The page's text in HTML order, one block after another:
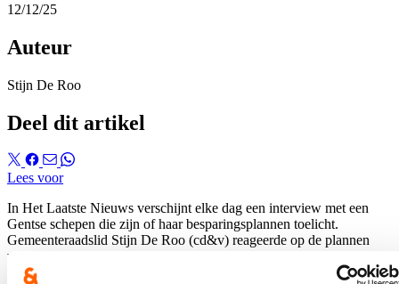
12/12/25
Auteur
Stijn De Roo
Deel dit artikel
Lees voor
In Het Laatste Nieuws verschijnt elke dag een interview met een
Gentse schepen die zijn of haar besparingsplannen toelicht.
Gemeenteraadslid Stijn De Roo (cd&v) reageerde op de plannen
van schepen Vandenbroucke.